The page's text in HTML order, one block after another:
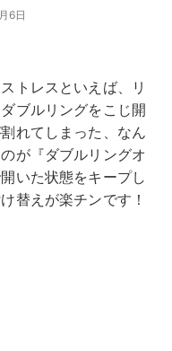
6日
トレスといえば、リ
ブルリングをこじ開
れてしまった、なん
が『ダブルリングオ
いた状態をキープし
替えが楽チンです！